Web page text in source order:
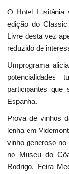
Ambiente
O Hotel Lusitânia
edição do
Livre desta vez
reduzido de
Umprograma
participantes
Espanha.
Prova de vinhos
lenha em
vinho generoso
no Museu do
Rodrigo, Feira